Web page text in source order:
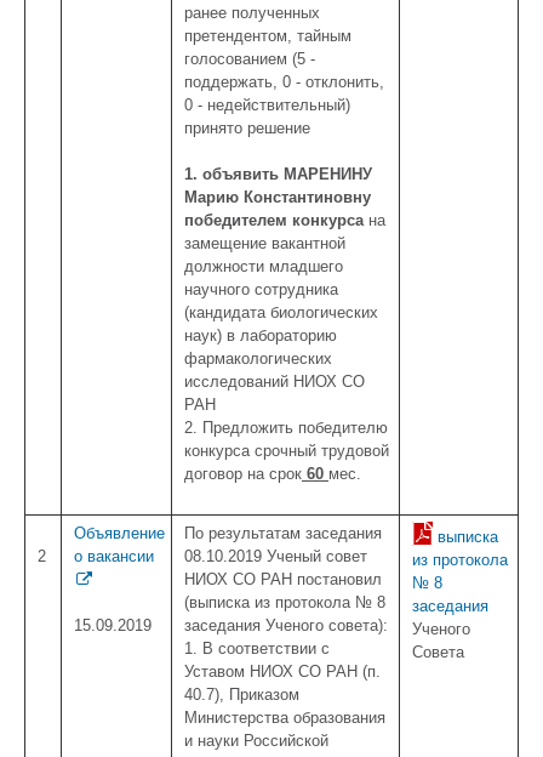
ранее полученных
претендентом, тайным
голосованием (5 -
поддержать, 0 - отклонить,
0 - недействительный)
принято решение
1. объявить МАРЕНИНУ
Марию Константиновну
победителем конкурсана
замещение вакантной
должности младшего
научного сотрудника
(кандидата биологических
наук) в лабораторию
фармакологических
исследований НИОХ СО
РАН
2. Предложить победителю
конкурса срочный трудовой
договор на срок 60 мес.
2
Объявление
о вакансии
15.09.2019
По результатам заседания
08.10.2019 Ученый совет
НИОХ СО РАН постановил
(выписка из протокола № 8
заседания Ученого совета):
1. В соответствии с
Уставом НИОХ СО РАН (п.
40.7), Приказом
Министерства образования
и науки Российской
выписка
из протокола
№ 8
заседания
Ученого
Совета